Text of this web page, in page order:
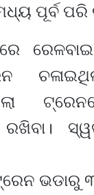
ପୂର୍ବ ପରି